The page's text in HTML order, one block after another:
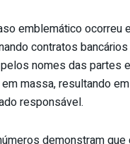
emblemático ocorreu
contratos
nomes das partes
massa, resultando
responsável.
demonstram